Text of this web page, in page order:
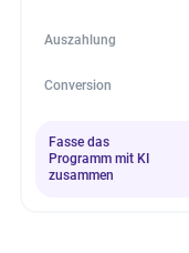
Auszahlung
Conversion
Fasse das
Programm mit KI
zusammen